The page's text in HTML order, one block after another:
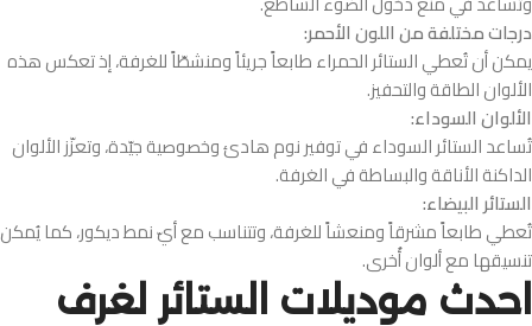
درجات مختلفة من اللون الأحمر:
يمكن أن تُعطي الستائر الحمراء طابعاً جريئاً ومنشطّاً للغرفة، إذ تعكس هذه
الألوان الطاقة والتحفيز.
الألوان السوداء:
تُساعد الستائر السوداء في توفير نوم هادئ وخصوصية جيّدة، وتعزّز الألوان
الداكنة الأناقة والبساطة في الغرفة.
الستائر البيضاء:
تُعطي طابعاً مشرقاً ومنعشاً للغرفة، وتتناسب مع أيّ نمط ديكور، كما يُمكن
تنسيقها مع ألوان أُخرى.
احدث موديلات الستائر لغرف